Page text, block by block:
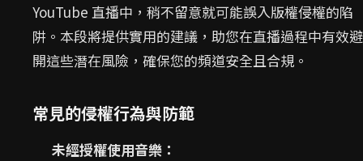
YouTube 直播中，稍不留意就可能誤入版權侵權的陷
阱。本段將提供實用的建議，助您在直播過程中有效避
開這些潛在風險，確保您的頻道安全且合規。
常見的侵權行為與防範
未經授權使用音樂：